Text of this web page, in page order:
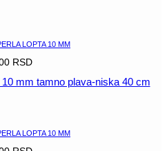
LOPTA 10 MM
RSD
mm tamno plava-niska 40 cm
LOPTA 10 MM